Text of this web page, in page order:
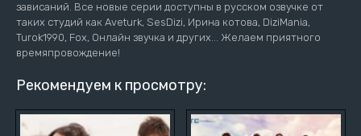
зависаний. Все новые серии доступны в русском озвучке от
таких студий как Aveturk, SesDizi, Ирина котова, DiziMania,
Turok1990, Fox, Онлайн звучка и других... Желаем приятного
времяпровождение!
Рекомендуем к просмотру: